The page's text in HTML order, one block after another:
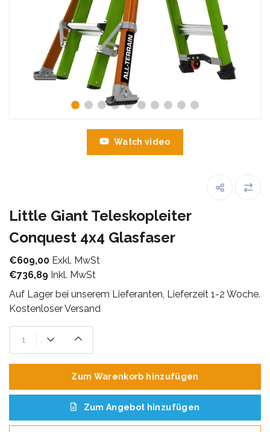
Watch video
Little Giant Teleskopleiter
Conquest 4x4 Glasfaser
€609,00 Exkl. MwSt
€736,89 Inkl. MwSt
Auf Lager bei unserem Lieferanten, Lieferzeit 1-2 Woche.
Kostenloser Versand
Zum Warenkorb hinzufügen
Zum Angebot hinzufügen